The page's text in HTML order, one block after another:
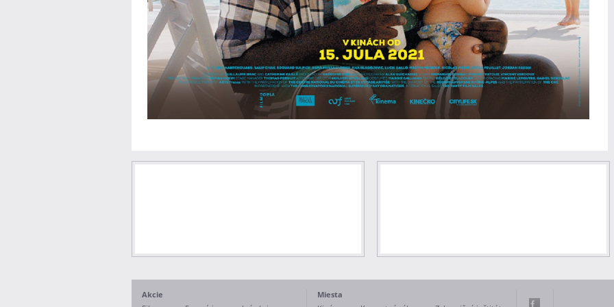
Akcie
Miesta